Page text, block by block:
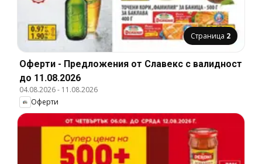
Страница 2
Оферти - Предложения от Славекс с валидност
до 11.08.2026
04.08.2026- 11.08.2026
Оферти